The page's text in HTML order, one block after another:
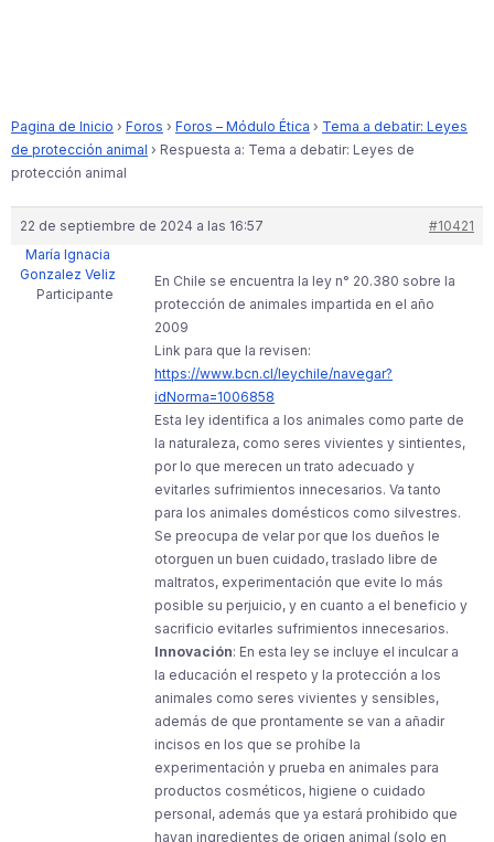
Pagina de Inicio › Foros › Foros – Módulo Ética › Tema a debatir: Leyes
de protección animal › Respuesta a: Tema a debatir: Leyes de
protección animal
22 de septiembre de 2024 a las 16:57
#10421
María Ignacia
Gonzalez Veliz
Participante
En Chile se encuentra la ley n° 20.380 sobre la
protección de animales impartida en el año
2009
Link para que la revisen:
https://www.bcn.cl/leychile/navegar?
idNorma=1006858
Esta ley identifica a los animales como parte de
la naturaleza, como seres vivientes y sintientes,
por lo que merecen un trato adecuado y
evitarles sufrimientos innecesarios. Va tanto
para los animales domésticos como silvestres.
Se preocupa de velar por que los dueños le
otorguen un buen cuidado, traslado libre de
maltratos, experimentación que evite lo más
posible su perjuicio, y en cuanto a el beneficio y
sacrificio evitarles sufrimientos innecesarios.
Innovación: En esta ley se incluye el inculcar a
la educación el respeto y la protección a los
animales como seres vivientes y sensibles,
además de que prontamente se van a añadir
incisos en los que se prohíbe la
experimentación y prueba en animales para
productos cosméticos, higiene o cuidado
personal, además que ya estará prohibido que
hayan ingredientes de origen animal (solo en